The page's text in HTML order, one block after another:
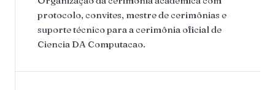
protocolo, convites, mestre de cerimônias e
suporte técnico para a cerimônia oficial de
Ciencia DA Computacao.